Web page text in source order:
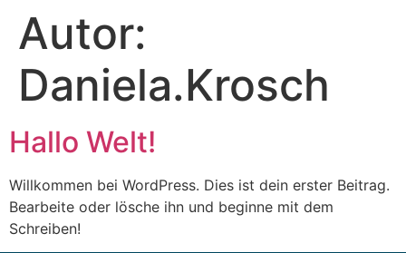
Autor:
Daniela.Krosch
Hallo Welt!
Willkommen bei WordPress. Dies ist dein erster Beitrag.
Bearbeite oder lösche ihn und beginne mit dem
Schreiben!